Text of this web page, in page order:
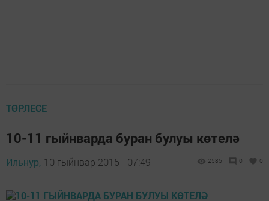
ТӨРЛЕСЕ
10-11 гыйнварда буран булуы көтелә
Ильнур, 10 гыйнвар 2015 - 07:49 2585 0 0